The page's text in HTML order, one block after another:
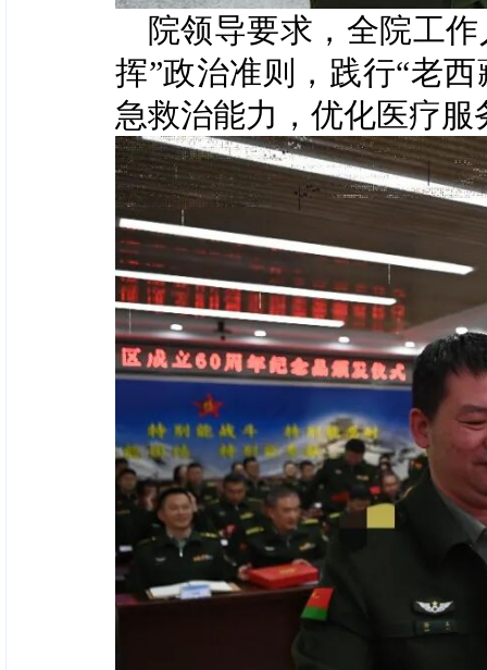
院领导要求，全院工
挥”政治准则，践行“老
急救治能力，优化医疗